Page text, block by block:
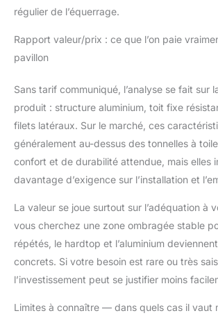
régulier de l’équerrage.
Rapport valeur/prix : ce que l’on paie
pavillon
Sans tarif communiqué, l’analyse se fait sur
produit : structure aluminium, toit fixe
filets latéraux. Sur le marché, ces
généralement au-dessus des tonnelles à
confort et de durabilité attendue, mais elles
davantage d’exigence sur l’installation et
La valeur se joue surtout sur l’adéquation à
vous cherchez une zone ombragée stable
répétés, le hardtop et l’aluminium
concrets. Si votre besoin est rare ou très
l’investissement peut se justifier moins
Limites à connaître — dans quels cas il vaut